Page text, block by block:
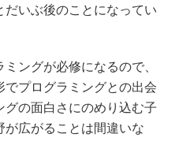
いぶ後のことになってい
ングが必修になるので、
プログラミングとの出会
の面白さにのめり込む子
が広がることは間違いな